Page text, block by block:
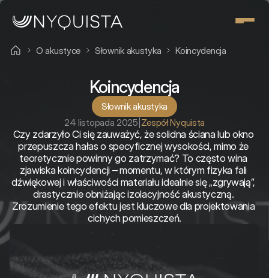
Koincydencja
24 listopada 2025 Zespół Nyquista
Słownik akustyka
Czy zdarzyło Ci się zauważyć, że solidna ściana lub okno
przepuszcza hałas o specyficznej wysokości, mimo że
teoretycznie powinny go zatrzymać? To często wina
zjawiska koincydencji – momentu, w którym fizyka fali
dźwiękowej i właściwości materiału idealnie się „zgrywają”,
drastycznie obniżając izolacyjność akustyczną.
Zrozumienie tego efektu jest kluczowe dla projektowania
cichych pomieszczeń.
O akustyce Słownik akustyka Koincydencja